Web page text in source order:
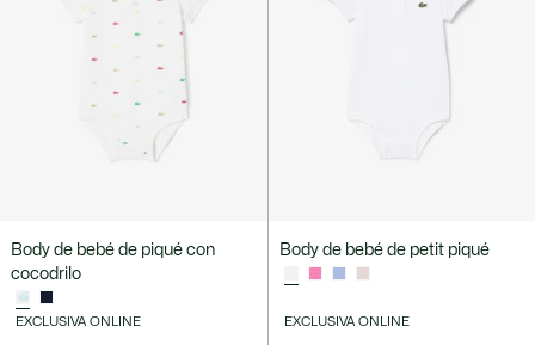
Body de bebé de piqué con
cocodrilo
EXCLUSIVA ONLINE
Body de bebé de petit piqué
EXCLUSIVA ONLINE